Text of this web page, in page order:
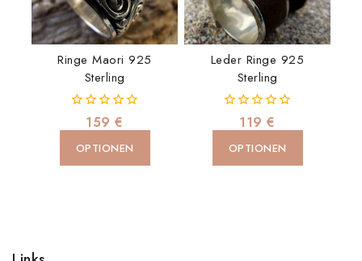
Ringe Maori 925
Sterling
von
5
159€
OPTIONEN
Leder Ringe 925
Sterling
von
5
119€
OPTIONEN